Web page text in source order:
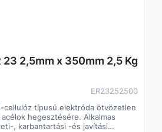
23 2,5mm x 350mm 2,5 Kg
ER23252500
cellulóz típusú elektróda ötvözetlen
hegesztésére. Alkalmas
, karbantartási -és javítási